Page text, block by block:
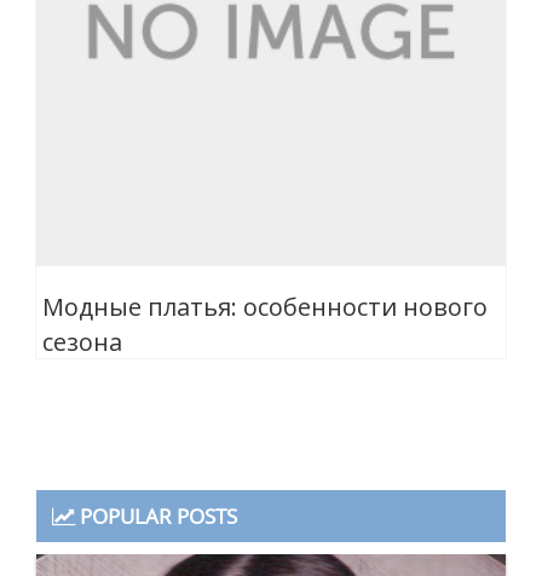
Модные платья: особенности нового
сезона
POPULAR POSTS